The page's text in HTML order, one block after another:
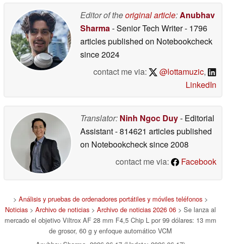
Editor of theoriginal article:Anubhav
Sharma- Senior Tech Writer- 1796
articles published on Notebookcheck
since 2024
contact me via:
@lottamuzic,
LinkedIn
Translator: Ninh Ngoc Duy- Editorial
Assistant- 814621 articles published
on Notebookchecksince 2008
contact me via:
Facebook
> Análisis y pruebas de ordenadores portátiles y móviles teléfonos >
Noticias > Archivo de noticias > Archivo de noticias 2026 06 > Se lanza al
mercado el objetivo Viltrox AF 28 mm F4,5 Chip L por 99 dólares: 13 mm
de grosor, 60 g y enfoque automático VCM